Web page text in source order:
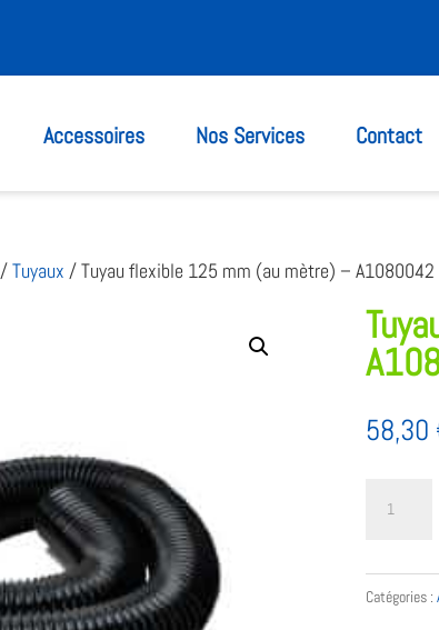
Accessoires Nos Services Contact
/Tuyaux / Tuyau flexible 125 mm (au mètre) – A1080042
58,30
flexible
Catégories :